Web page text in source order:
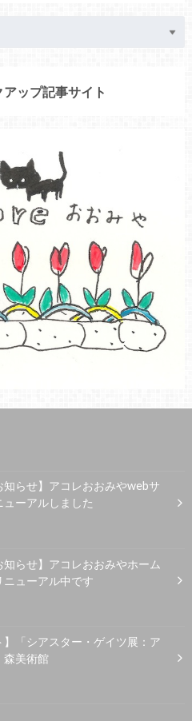
ップ記事サイト
知らせ】アコレおおみやwebサ
ューアルしました
知らせ】アコレおおみやホーム
ニューアル中です
】「シアスター・ゲイツ展：ア
森美術館